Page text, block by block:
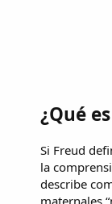
¿Qué
Si Freud
la
describe
maternales